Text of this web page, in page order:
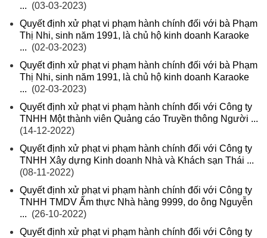
... (03-03-2023)
Quyết định xử phạt vi phạm hành chính đối với bà Phạm
Thị Nhi, sinh năm 1991, là chủ hộ kinh doanh Karaoke
... (02-03-2023)
Quyết định xử phạt vi phạm hành chính đối với bà Phạm
Thị Nhi, sinh năm 1991, là chủ hộ kinh doanh Karaoke
... (02-03-2023)
Quyết định xử phạt vi phạm hành chính đối với Công ty
TNHH Một thành viên Quảng cáo Truyền thông Người ...
(14-12-2022)
Quyết định xử phạt vi phạm hành chính đối với Công ty
TNHH Xây dựng Kinh doanh Nhà và Khách sạn Thái ...
(08-11-2022)
Quyết định xử phạt vi phạm hành chính đối với Công ty
TNHH TMDV Ẩm thực Nhà hàng 9999, do ông Nguyễn
... (26-10-2022)
Quyết định xử phạt vi phạm hành chính đối với Công ty